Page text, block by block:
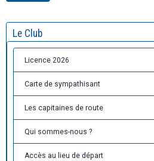
Le Club
Licence 2026
Carte de sympathisant
Les capitaines de route
Qui sommes-nous ?
Accès au lieu de départ